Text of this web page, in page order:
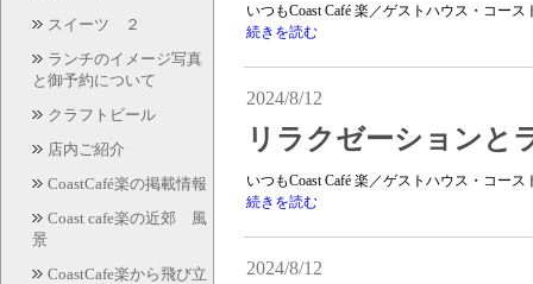
スイーツ ２
ランチのイメージ写真
と御予約について
クラフトビール
店内ご紹介
CoastCafé楽の掲載情報
Coast cafe楽の近郊 風
景
CoastCafe楽から飛び立
いつもCoast Café 楽／ゲストハウス・コー
続きを読む
2024/8/12
リラクゼーション
いつもCoast Café 楽／ゲストハウス・コー
続きを読む
2024/8/12